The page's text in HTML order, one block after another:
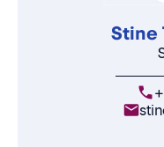
Stine